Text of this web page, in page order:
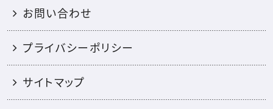
お問い合わせ
プライバシーポリシー
サイトマップ